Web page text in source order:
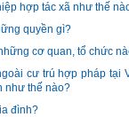
hợp tác xã như thế
quyền gì?
cơ quan, tổ chức
cư trú hợp pháp tại
như thế nào?
đình?